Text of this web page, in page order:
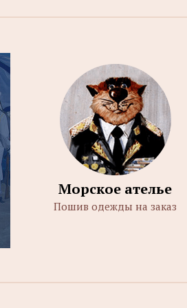
Морское ателье
Пошив одежды на заказ